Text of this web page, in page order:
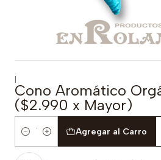
|
Cono Aromático
($2.990 x Mayor)
Cantidad
Agregar al Carro